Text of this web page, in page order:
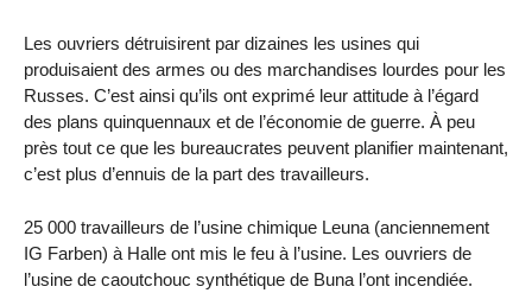
Les ouvriers détruisirent par dizaines les usines qui
produisaient des armes ou des marchandises lourdes pour les
Russes. C’est ainsi qu’ils ont exprimé leur attitude à l’égard
des plans quinquennaux et de l’économie de guerre. À peu
près tout ce que les bureaucrates peuvent planifier maintenant,
c’est plus d’ennuis de la part des travailleurs.
25 000 travailleurs de l’usine chimique Leuna (anciennement
IG Farben) à Halle ont mis le feu à l’usine. Les ouvriers de
l’usine de caoutchouc synthétique de Buna l’ont incendiée.